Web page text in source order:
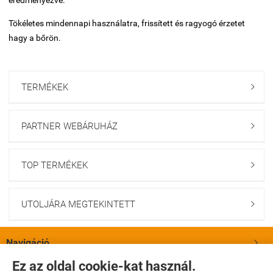
Ez az oldal cookie-kat használ.
Tökéletes mindennapi használatra, frissített és ragyogó érzetet
hagy a bőrön.
TERMÉKEK 
PARTNER WEBÁRUHÁZ 
TOP TERMÉKEK 
UTOLJÁRA MEGTEKINTETT 
Navigáció 